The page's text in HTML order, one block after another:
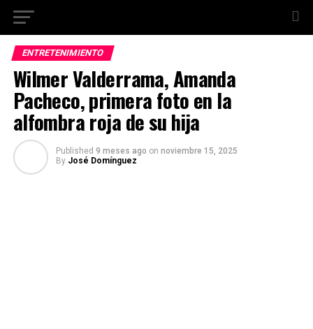
ENTRETENIMIENTO
Wilmer Valderrama, Amanda
Pacheco, primera foto en la
alfombra roja de su hija
Published 9 meses ago on noviembre 15, 2025
By José Domínguez